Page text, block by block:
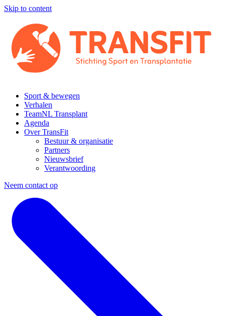
Skip to content
Sport & bewegen
Verhalen
TeamNL Transplant
Agenda
Over TransFit
Bestuur & organisatie
Partners
Nieuwsbrief
Verantwoording
Neem contact op